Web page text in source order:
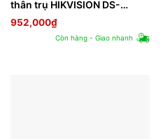
thân trụ HIKVISION DS-
2CE10DF3T-FS
952,000₫
Còn hàng - Giao nhanh